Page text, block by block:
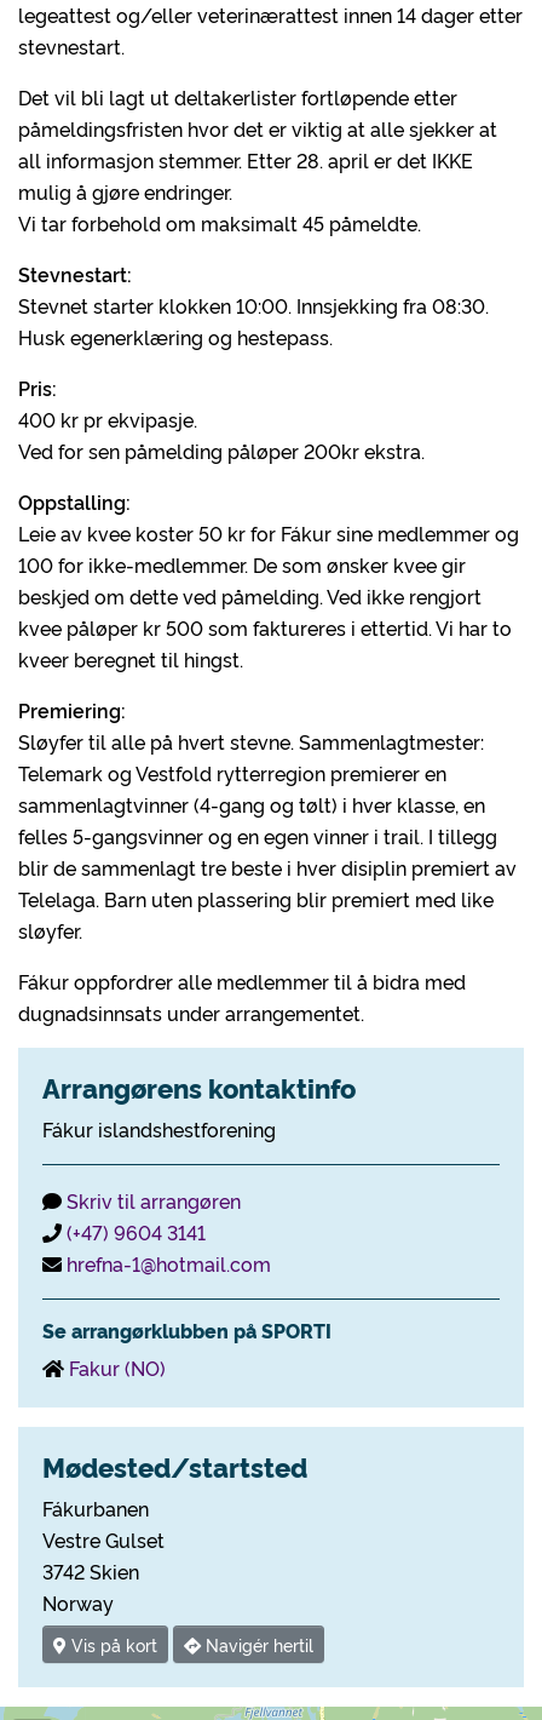
legeattest og/eller veterinærattest innen 14 dager etter
stevnestart.
Det vil bli lagt ut deltakerlister fortløpende etter
påmeldingsfristen hvor det er viktig at alle sjekker at
all informasjon stemmer. Etter 28. april er det IKKE
mulig å gjøre endringer.
Vi tar forbehold om maksimalt 45 påmeldte.
Stevnestart:
Stevnet starter klokken 10:00. Innsjekking fra 08:30.
Husk egenerklæring og hestepass.
Pris:
400 kr pr ekvipasje.
Ved for sen påmelding påløper 200kr ekstra.
Oppstalling:
Leie av kvee koster 50 kr for Fákur sine medlemmer og
100 for ikke-medlemmer. De som ønsker kvee gir
beskjed om dette ved påmelding. Ved ikke rengjort
kvee påløper kr 500 som faktureres i ettertid. Vi har to
kveer beregnet til hingst.
Premiering:
Sløyfer til alle på hvert stevne. Sammenlagtmester:
Telemark og Vestfold rytterregion premierer en
sammenlagtvinner (4-gang og tølt) i hver klasse, en
felles 5-gangsvinner og en egen vinner i trail. I tillegg
blir de sammenlagt tre beste i hver disiplin premiert av
Telelaga. Barn uten plassering blir premiert med like
sløyfer.
Fákur oppfordrer alle medlemmer til å bidra med
dugnadsinnsats under arrangementet.
Arrangørens kontaktinfo
Fákur islandshestforening
Skriv til arrangøren
(+47) 9604 3141
hrefna-1@hotmail.com
Se arrangørklubben på SPORTI
Fakur (NO)
Mødested/startsted
Fákurbanen
Vestre Gulset
3742 Skien
Norway
Vis på kort Navigér hertil